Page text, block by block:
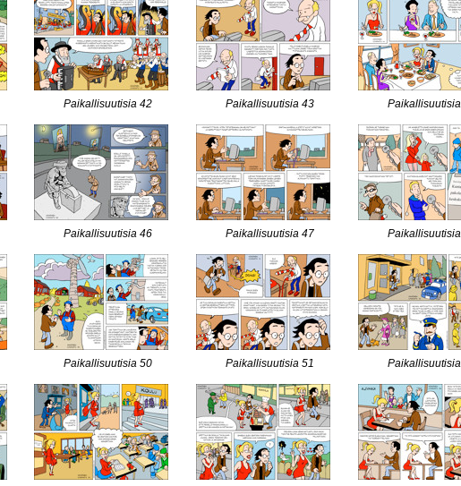
Paikallisuutisia 42 Paikallisuutisia 43
Paikallisuutisia 46 Paikallisuutisia 47
Paikallisuutisia 50 Paikallisuutisia 51